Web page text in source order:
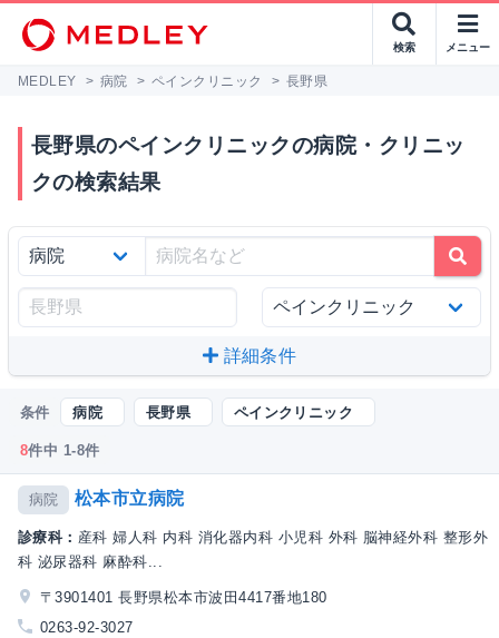
検索 メニュー
MEDLEY > 病院 > ペインクリニック > 長野県
長野県のペインクリニックの病院・クリニッ
クの検索結果
詳細条件
条件 病院 長野県 ペインクリニック
8件中 1-8件
病院 松本市立病院
診療科： 産科 婦人科 内科 消化器内科 小児科 外科 脳神経外科 整形外
科 泌尿器科 麻酔科...
〒3901401 長野県松本市波田4417番地180
0263-92-3027